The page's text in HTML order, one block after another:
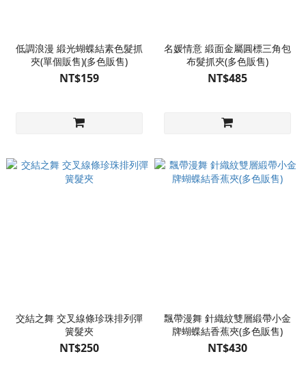
低調浪漫 緞光蝴蝶結素色髮抓
夾(單個販售)(多色販售)
NT$159
名媛情意 緞面金屬圓標三角包
布髮抓夾(多色販售)
NT$485
交結之舞 交叉線條珍珠排列彈
簧髮夾
NT$250
飄帶漫舞 針織紋雙層緞帶小金
牌蝴蝶結香蕉夾(多色販售)
NT$430